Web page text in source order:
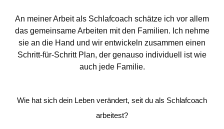
An meiner Arbeit als Schlafcoach schätze ich vor allem
das gemeinsame Arbeiten mit den Familien. Ich nehme
sie an die Hand und wir entwickeln zusammen einen
Schritt-für-Schritt Plan, der genauso individuell ist wie
auch jede Familie.
Wie hat sich dein Leben verändert, seit du als Schlafcoach
arbeitest?